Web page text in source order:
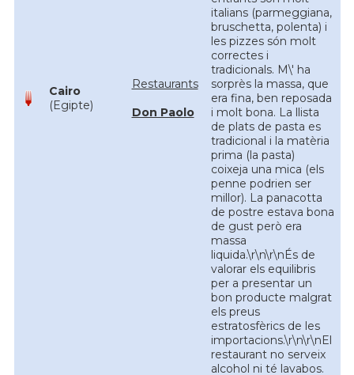
Cairo
(Egipte)
Restaurants
Don Paolo
italians (parmeggiana,
bruschetta, polenta) i
les pizzes són molt
correctes i
tradicionals. M\' ha
sorprès la massa, que
era fina, ben reposada
i molt bona. La llista
de plats de pasta es
tradicional i la matèria
prima (la pasta)
coixeja una mica (els
penne podrien ser
millor). La panacotta
de postre estava bona
de gust però era
massa
liquida.\r\n\r\nÉs de
valorar els equilibris
per a presentar un
bon producte malgrat
els preus
estratosfèrics de les
importacions.\r\n\r\nEl
restaurant no serveix
alcohol ni té lavabos.